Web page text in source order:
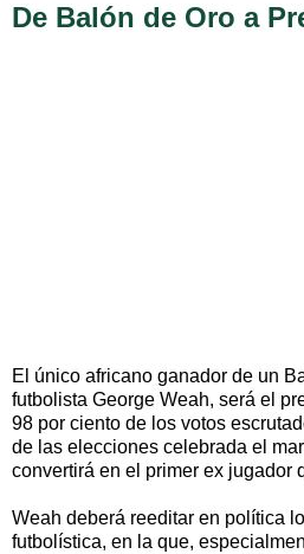
De Balón de Oro a
El único africano ganador de un
futbolista George Weah, será el
98 por ciento de los votos
de las elecciones celebrada el
convertirá en el primer ex jugador
Weah deberá reeditar en política
futbolística, en la que,